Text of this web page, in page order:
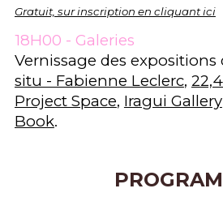
Gratuit, sur inscription en cliquant ici
18H00 - Galeries
Vernissage des expositions
situ - Fabienne Leclerc,
Project Space, Iragui Gallery
Book.